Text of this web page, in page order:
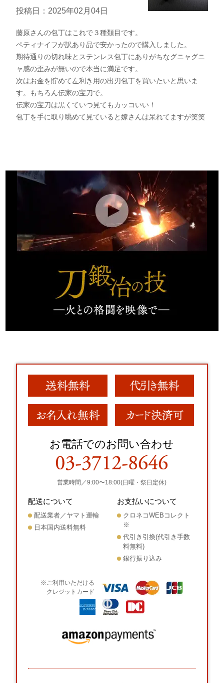
投稿日：2025年02月04日
藤原さんの包丁はこれで３種類目です。
ペティナイフが訳あり品で安かったので購入しました。
期待通りの切れ味とステンレス包丁にありがちなグニャグニ
ャ感の歪みが無いので本当に満足です。
次はお金を貯めて左利き用の出刃包丁を買いたいと思いま
す。もちろん伝家の宝刀で。
伝家の宝刀は黒くていつ見てもカッコいい！
包丁を手に取り眺めて見ていると嫁さんは呆れてますが笑笑
お電話でのお問い合わせ
営業時間／9:00〜18:00(日曜・祭日定休)
配送について
配送業者／ヤマト運輸
日本国内送料無料
お支払いについて
クロネコWEBコレクト
※
代引き引換(代引き手数
料無料)
銀行振り込み
※ご利用いただける
クレジットカード